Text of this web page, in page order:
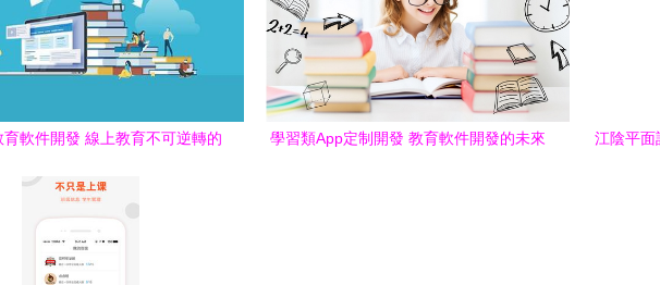
育軟件開發 線上教育不可逆轉的
學習類App定制開發 教育軟件開發的未來
江陰平面